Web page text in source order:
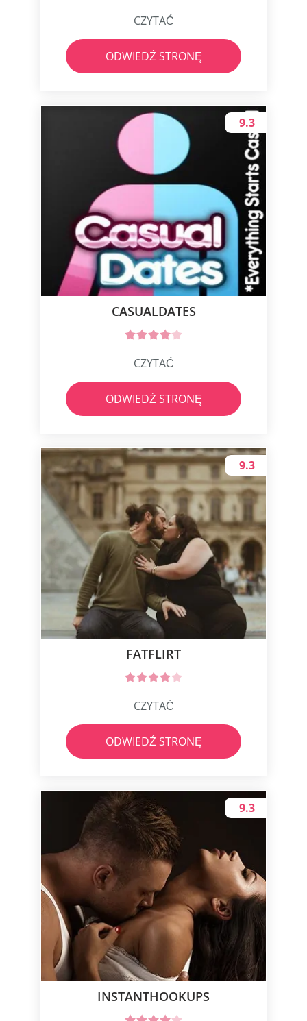
CZYTAĆ
ODWIEDŹ STRONĘ
СASUALDATES
9.3
CZYTAĆ
ODWIEDŹ STRONĘ
FATFLIRT
9.3
CZYTAĆ
ODWIEDŹ STRONĘ
INSTANTHOOKUPS
9.3